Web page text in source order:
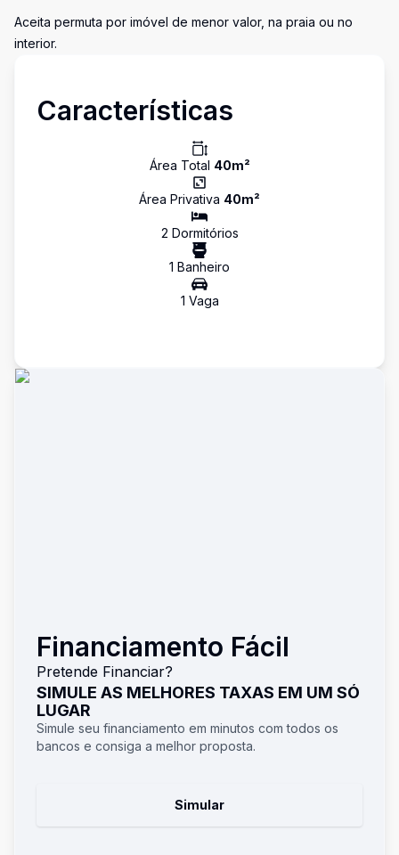
Aceita permuta por imóvel de menor valor, na praia ou no
interior.
Características
Área Total 40m²
Área Privativa 40m²
2 Dormitórios
1 Banheiro
1 Vaga
Financiamento Fácil
Pretende Financiar?
SIMULE AS MELHORES TAXAS EM UM SÓ
LUGAR
Simule seu financiamento em minutos com todos os
bancos e consiga a melhor proposta.
Simular